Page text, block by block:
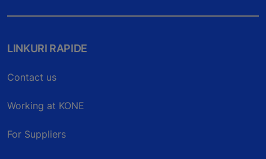
LINKURI RAPIDE
Contact us
Working at KONE
For Suppliers